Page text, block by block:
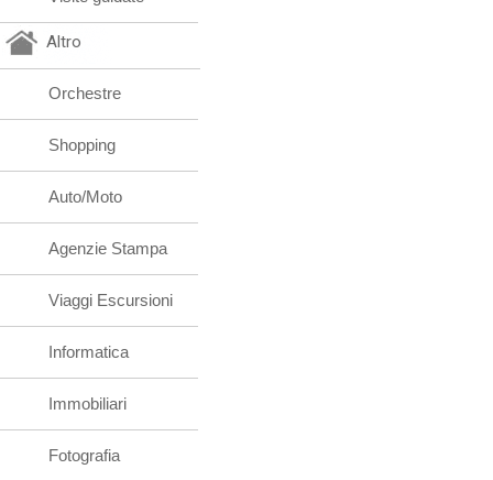
Altro
Orchestre
Shopping
Auto/Moto
Agenzie Stampa
Viaggi Escursioni
Informatica
Immobiliari
Fotografia